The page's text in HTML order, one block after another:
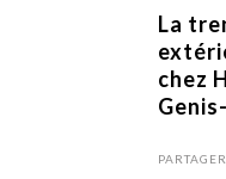
RETAIL
La
chez